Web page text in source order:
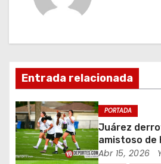
ó
n
d
Entrada relacionada
PORTADA
Juárez
amistoso de
Abr 15, 2026